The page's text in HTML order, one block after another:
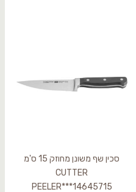
סכין שף משונן מחוזק 15 ס'מ
CUTTER
PEELER***14645715